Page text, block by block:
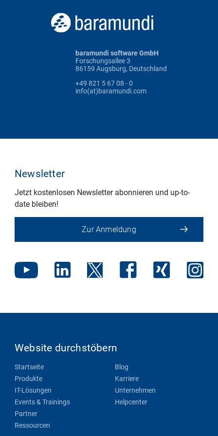
baramundi software GmbH
Forschungsallee 3
86159 Augsburg, Deutschland
+49 821 5 67 08 - 0
info(at)baramundi.com
Newsletter
Jetzt kostenlosen Newsletter abonnieren und up-to-
date bleiben!
Zur Anmeldung
Website durchstöbern
Startseite
Produkte
IT-Lösungen
Events & Trainings
Partner
Ressourcen
Blog
Karriere
Unternehmen
Helpcenter